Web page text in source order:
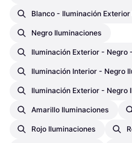
Blanco - Iluminación
Negro Iluminaciones
Iluminación Interior - Negro
Iluminación Exterior - Negro
Amarillo Iluminaciones
Rojo Iluminaciones